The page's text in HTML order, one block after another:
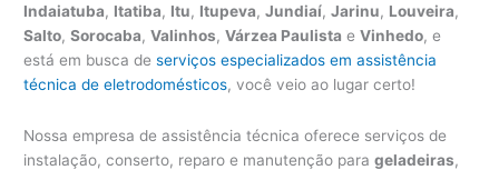
Indaiatuba, Itatiba, Itu, Itupeva,Jundiaí,Jarinu, Louveira,
Salto,Sorocaba,Valinhos,Várzea Paulista eVinhedo, e
está em busca deserviços especializados em assistência
técnica de eletrodomésticos, você veio ao lugar certo!
Nossa empresa de assistência técnica oferece serviços de
instalação, conserto, reparo e manutenção parageladeiras,